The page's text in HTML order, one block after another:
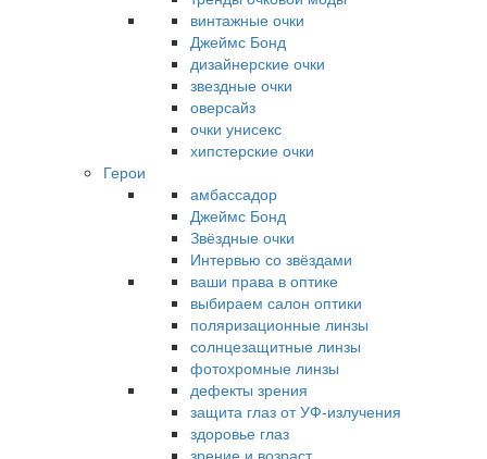
винтажные очки
Джеймс Бонд
дизайнерские очки
звездные очки
оверсайз
очки унисекс
хипстерские очки
Герои
амбассадор
Джеймс Бонд
Звёздные очки
Интервью со звёздами
ваши права в оптике
выбираем салон оптики
поляризационные линзы
солнцезащитные линзы
фотохромные линзы
дефекты зрения
защита глаз от УФ-излучения
здоровье глаз